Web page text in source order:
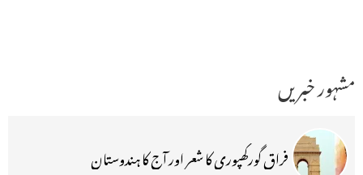
مشہور خبریں
فراق گورکھپوری کا شعر اور آج کا ہندوستان